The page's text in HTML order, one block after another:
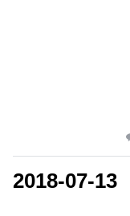
2018-07-13